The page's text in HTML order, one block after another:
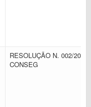
RESOLUÇÃO N. 002/2016
CONSEG